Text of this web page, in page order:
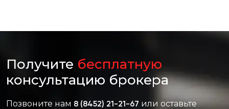
Получите бесплатную
консультацию брокера
Позвоните нам 8 (8452) 21-21-67 или оставьте